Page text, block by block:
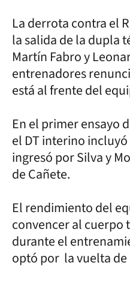
La derrota contra el
la salida de la dupla
Martín Fabro y
entrenadores
está al frente del
En el primer ensayo
el DT interino
ingresó por Silva y
de Cañete.
El rendimiento del
convencer al cuerpo
durante el
optó por la vuelta de